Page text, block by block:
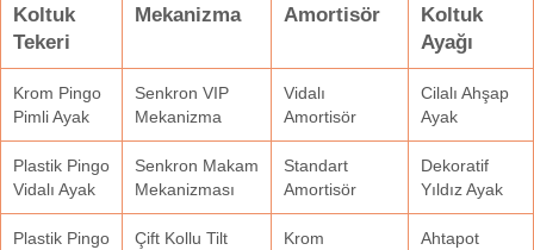
Koltuk
Tekeri
Mekanizma
Amortisör
Koltuk
Ayağı
Krom Pingo
Pimli Ayak
Senkron VIP
Mekanizma
Vidalı
Amortisör
Cilalı Ahşap
Ayak
Plastik Pingo
Vidalı Ayak
Senkron Makam
Mekanizması
Standart
Amortisör
Dekoratif
Yıldız Ayak
Plastik Pingo
Çift Kollu Tilt
Krom
Ahtapot